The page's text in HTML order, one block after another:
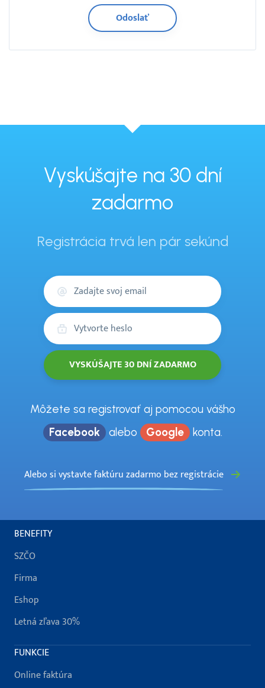
Vyskúšajte na 30 dní
zadarmo
Registrácia trvá len pár sekúnd
Váš
email
Môžete sa registrovať aj pomocou vášho
Facebook alebo Google konta.
Alebo si vystavte faktúru zadarmo bez registrácie
BENEFITY
SZČO
Firma
Eshop
Letná zľava 30%
FUNKCIE
Online faktúra